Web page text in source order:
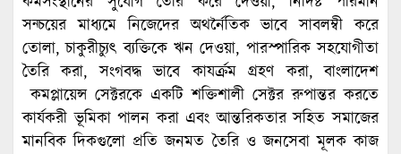
সন্চয়ের মাধ্যমে নিজেদের অথর্নৈতিক ভাবে সাবলম্বী করে
তোলা, চাকুরীচ্যুৎ ব্যক্তিকে ঋন দেওয়া, পারস্পারিক সহযোগীতা
তৈরি করা, সংগবদ্ধ ভাবে কাযর্ক্রম গ্রহণ করা, বাংলাদেশ
কমপ্লায়েন্স সেক্টরকে একটি শক্তিশালী সেক্টর রুপান্তর করতে
কার্যকরী ভূমিকা পালন করা এবং আন্তরিকতার সহিত সমাজের
মানবিক দিকগুলো প্রতি জনমত তৈরি ও জনসেবা মূলক কাজ